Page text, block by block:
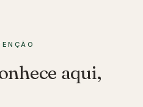
aqui,